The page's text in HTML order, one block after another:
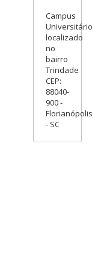
Campus
Universitário
localizado
no
bairro
Trindade
CEP:
88040-
900 -
Florianópolis
- SC